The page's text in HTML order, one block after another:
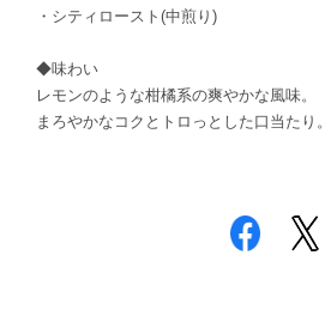
・シティロースト(中煎り)
◆味わい
レモンのような柑橘系の爽やかな風味。
まろやかなコクとトロっとした口当たり。